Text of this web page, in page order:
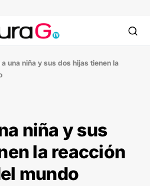
una niña y sus dos hijas tienen la
niña y sus
la reacción
mundo